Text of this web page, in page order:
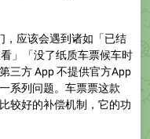
，应该会遇到诸如「已结
」「没了纸质车票候车时
三方 App 不提供官方App
系列问题。车票票这款
较好的补偿机制，它的功